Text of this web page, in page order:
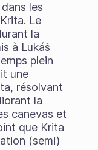
les
Le
la
à Lukáš
plein
une
résolvant
la
canevas et
que Krita
(semi)